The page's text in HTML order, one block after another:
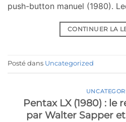
push-button manuel (1980).
CONTINUER LA
Posté dans Uncategorized
Pentax LX (1980) : le
par Walter Sapper